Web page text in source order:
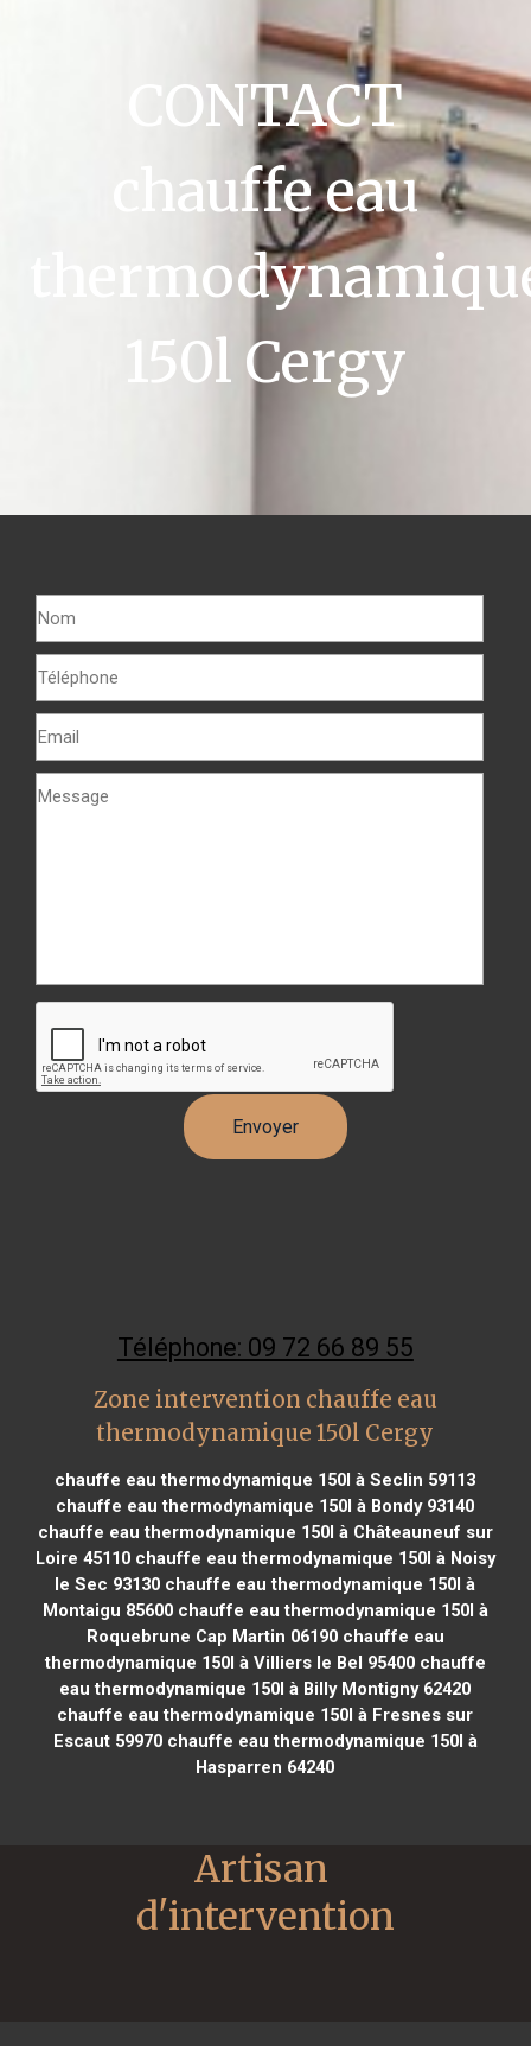
CONTACT
chauffe eau
150l Cergy
Téléphone: 09 72 66 89 55
Zone intervention chauffe eau
thermodynamique 150l Cergy
chauffe eau thermodynamique 150l à Seclin 59113
chauffe eau thermodynamique 150l à Bondy 93140
chauffe eau thermodynamique 150l à Châteauneuf sur
Loire 45110chauffe eau thermodynamique 150l à Noisy
le Sec 93130 chauffe eau thermodynamique 150l à
Montaigu 85600chauffe eau thermodynamique 150l à
Roquebrune Cap Martin 06190chauffe eau
thermodynamique 150l à Villiers le Bel 95400chauffe
eau thermodynamique 150l à Billy Montigny 62420
chauffe eau thermodynamique 150l à Fresnes sur
Escaut 59970chauffe eau thermodynamique 150l à
Hasparren 64240
Artisan
d'intervention